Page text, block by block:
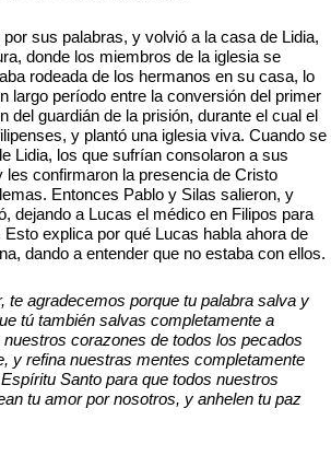
sus palabras, y volvió a la casa de Lidia,
donde los miembros de la iglesia se
rodeada de los hermanos en su casa, lo
largo período entre la conversión del primer
del guardián de la prisión, durante el cual el
y plantó una iglesia viva. Cuando se
Lidia, los que sufrían consolaron a sus
les confirmaron la presencia de Cristo
Entonces Pablo y Silas salieron, y
dejando a Lucas el médico en Filipos para
explica por qué Lucas habla ahora de
dando a entender que no estaba con ellos.
te agradecemos porque tu palabra salva y
tú también salvas completamente a
corazones de todos los pecados
y refina nuestras mentes completamente
Santo para que todos nuestros
tu amor por nosotros, y anhelen tu paz